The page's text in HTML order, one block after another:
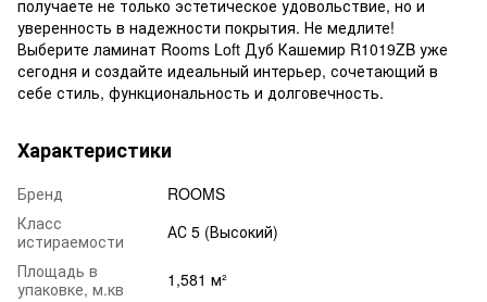
получаете не только эстетическое удовольствие, но и
уверенность в надежности покрытия. Не медлите!
Выберите ламинат Rooms Loft Дуб Кашемир R1019ZB уже
сегодня и создайте идеальный интерьер, сочетающий в
себе стиль, функциональность и долговечность.
Характеристики
Бренд
ROOMS
Класс
истираемости
АС 5 (Высокий)
Площадь в
упаковке, м.кв
1,581 м²